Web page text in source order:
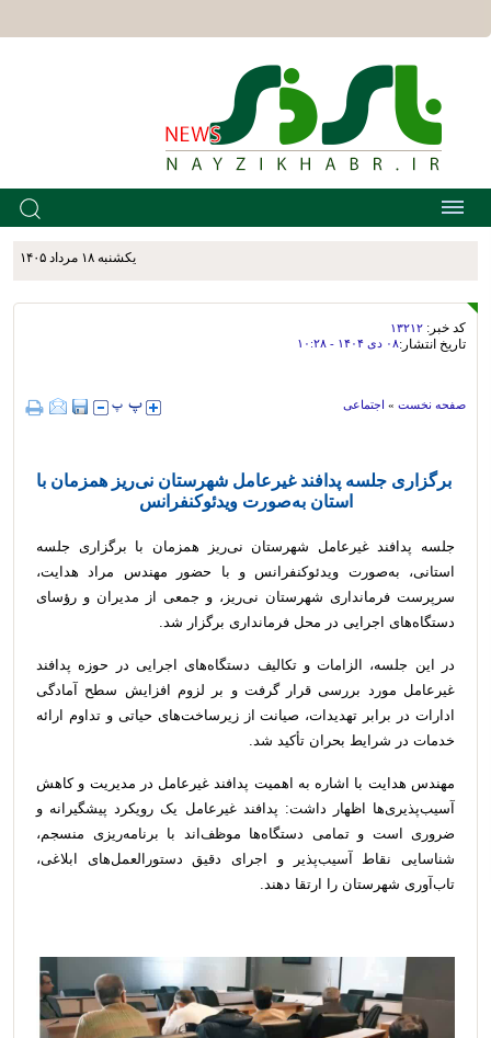
يکشنبه ۱۸ مرداد ۱۴۰۵
کد خبر: ۱۳۲۱۲
تاریخ انتشار:۰۸ دی ۱۴۰۴ - ۱۰:۲۸
صفحه نخست » اجتماعی
برگزاری جلسه پدافند غیرعامل شهرستان نی‌ریز همزمان با
استان به‌صورت ویدئوکنفرانس
جلسه پدافند غیرعامل شهرستان نی‌ریز همزمان با برگزاری جلسه
استانی، به‌صورت ویدئوکنفرانس و با حضور مهندس مراد هدایت،
سرپرست فرمانداری شهرستان نی‌ریز، و جمعی از مدیران و رؤسای
دستگاه‌های اجرایی در محل فرمانداری برگزار شد.
در این جلسه، الزامات و تکالیف دستگاه‌های اجرایی در حوزه پدافند
غیرعامل مورد بررسی قرار گرفت و بر لزوم افزایش سطح آمادگی
ادارات در برابر تهدیدات، صیانت از زیرساخت‌های حیاتی و تداوم ارائه
خدمات در شرایط بحران تأکید شد.
مهندس هدایت با اشاره به اهمیت پدافند غیرعامل در مدیریت و کاهش
آسیب‌پذیری‌ها اظهار داشت: پدافند غیرعامل یک رویکرد پیشگیرانه و
ضروری است و تمامی دستگاه‌ها موظف‌اند با برنامه‌ریزی منسجم،
شناسایی نقاط آسیب‌پذیر و اجرای دقیق دستورالعمل‌های ابلاغی،
تاب‌آوری شهرستان را ارتقا دهند.